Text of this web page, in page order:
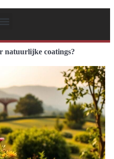
natuurlijke coatings?